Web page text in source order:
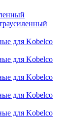
для Kobelco
для Kobelco
для Kobelco
для Kobelco
для Kobelco